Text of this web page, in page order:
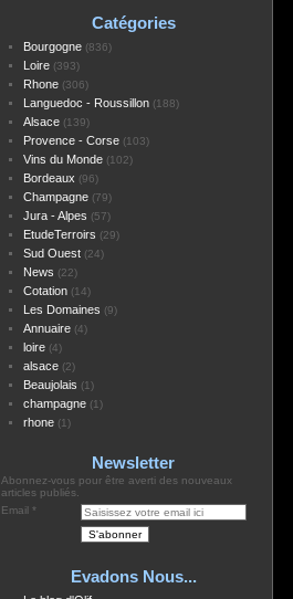
Catégories
Bourgogne(836)
Loire(393)
Rhone(306)
Languedoc - Roussillon(188)
Alsace(139)
Provence - Corse(103)
Vins du Monde(102)
Bordeaux (96)
Champagne(79)
Jura - Alpes (57)
EtudeTerroirs (29)
Sud Ouest(24)
News (22)
Cotation(14)
Les Domaines (9)
Annuaire(4)
loire(4)
alsace(2)
Beaujolais (1)
champagne(1)
rhone(1)
Newsletter
Abonnez-vous pour être averti des nouveaux
articles publiés.
Email
Evadons Nous...